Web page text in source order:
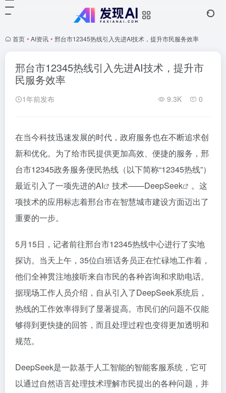
首页 • AI资讯 • 邢台市12345热线引入先进AI技术，提升市民服务效率
邢台市12345热线引入先进AI技术，提升市
民服务效率
1年前发布 9.3K 0
在当今科技迅速发展的时代，政府服务也在不断追求创
新和优化。为了给市民提供更加高效、便捷的服务，邢
台市12345政务服务便民热线（以下简称“12345热线”）
最近引入了一项先进的AI 技术——DeepSeek
。这
项技术的应用标志着邢台市在智慧城市建设方面迈出了
重要的一步。
5月15日，记者前往邢台市12345热线中心进行了实地
探访。当天上午，35位白班话务员正在忙碌地工作着，
他们全神贯注地接听来自市民的各种咨询和求助电话。
据现场工作人员介绍，自从引入了DeepSeek系统后，
热线的工作效率得到了显著提高。市民们的问题不仅能
够得到更快捷的回答，而且处理过程也变得更加透明和
规范。
DeepSeek是一款基于人工智能的智能客服系统，它可
以通过自然语言处理技术理解市民提出的各种问题，并